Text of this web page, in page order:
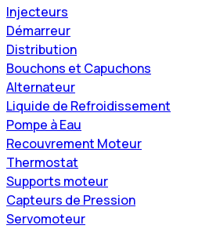
Injecteurs
Démarreur
Distribution
Bouchons et Capuchons
Alternateur
Liquide de Refroidissement
Pompe à Eau
Recouvrement Moteur
Thermostat
Supports moteur
Capteurs de Pression
Servomoteur